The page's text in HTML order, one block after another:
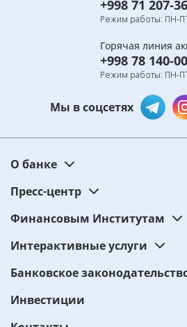
+998 71 207-
Режим работы: ПН-
Горячая линия
+998 78 140-
Режим работы: ПН-
Мы в соцсетях
О банке
Пресс-центр
Финансовым Институтам
Интерактивные услуги
Банковское
Инвестиции